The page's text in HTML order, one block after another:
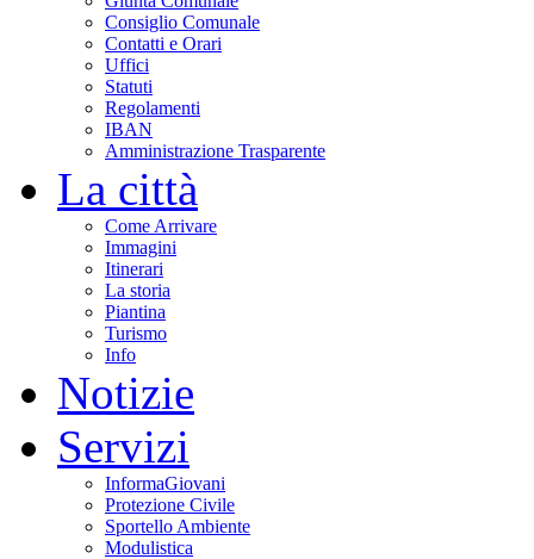
Consiglio Comunale
Contatti e Orari
Uffici
Statuti
Regolamenti
IBAN
Amministrazione Trasparente
La città
Come Arrivare
Immagini
Itinerari
La storia
Piantina
Turismo
Info
Notizie
Servizi
InformaGiovani
Protezione Civile
Sportello Ambiente
Modulistica